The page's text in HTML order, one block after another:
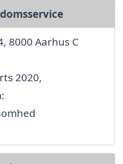
8000 Aarhus C
2020,